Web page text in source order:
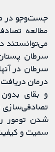
می‌توانستند
سرطان
سرطان در
درمان دریافت
و بقای
تصادفی‌سازی
شدن تومور
سمیت و